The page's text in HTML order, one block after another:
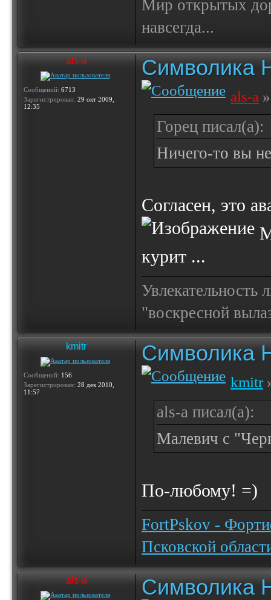
Мир открытых
навсегда...
als-a
Сообщений: 6713
Зарегистрирован: 29 окт 2009,
12:35
Символика
als-a
Горец писал(а):
Ничего-то вы
Согласен, это
курит ...
Увлекательность
"воскресной
kmitr
Сообщений: 156
Зарегистрирован: 28 дек 2010,
11:57
Символика
kmitr
als-a писал(а):
Малевич с
По-любому! =)
FortPskov -
Псковской
als-a Символика